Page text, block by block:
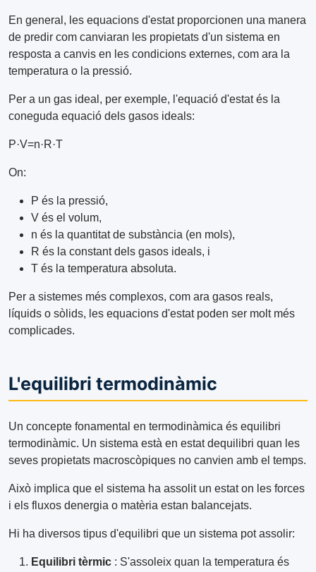
En general, les equacions d'estat proporcionen una manera
de predir com canviaran les propietats d'un sistema en
resposta a canvis en les condicions externes, com ara la
temperatura o la pressió.
Per a un gas ideal, per exemple, l'equació d'estat és la
coneguda equació dels gasos ideals:
P·V=n·R·T
On:
P és la pressió,
V és el volum,
n és la quantitat de substància (en mols),
R és la constant dels gasos ideals, i
T és la temperatura absoluta.
Per a sistemes més complexos, com ara gasos reals,
líquids o sòlids, les equacions d'estat poden ser molt més
complicades.
L'equilibri termodinàmic
Un concepte fonamental en termodinàmica és equilibri
termodinàmic. Un sistema està en estat dequilibri quan les
seves propietats macroscòpiques no canvien amb el temps.
Això implica que el sistema ha assolit un estat on les forces
i els fluxos denergia o matèria estan balancejats.
Hi ha diversos tipus d'equilibri que un sistema pot assolir:
Equilibri tèrmic : S'assoleix quan la temperatura és